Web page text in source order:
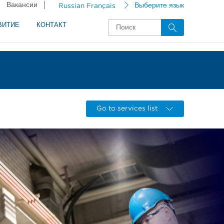
Russian Français Выберите язык
Вакансии
КОНТАКТ
Go to services list